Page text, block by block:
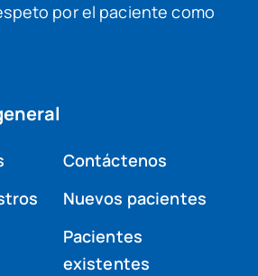
por el paciente como
Contáctenos
Nuevos pacientes
Pacientes
existentes